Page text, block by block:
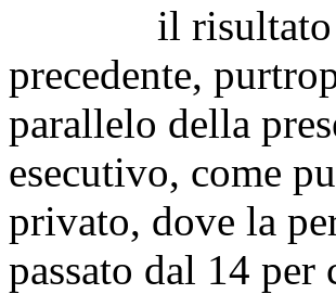
il risultato
precedente,
parallelo della
esecutivo, come
privato, dove la
passato dal 14